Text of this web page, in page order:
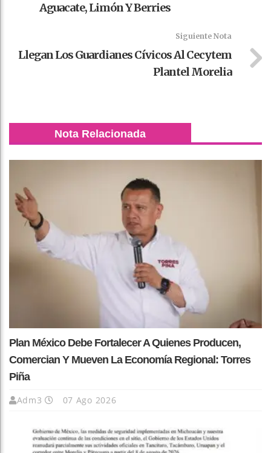
Aguacate, Limón Y Berries
Siguiente Nota
Llegan Los Guardianes Cívicos Al Cecytem
Plantel Morelia
Nota Relacionada
Plan México Debe Fortalecer A Quienes Producen,
Comercian Y Mueven La Economía Regional: Torres
Piña
Adm3 07 Ago 2026